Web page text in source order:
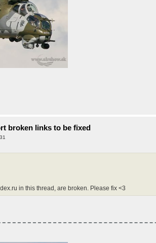
broken links to be fixed
in this thread, are broken. Please fix <3